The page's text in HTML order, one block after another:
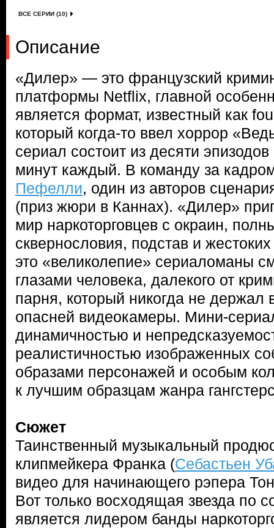
ВСЕ СЕРИИ (10)
Описание
«Дилер» — это французский
платформы Netflix, главной
является формат, известный как
который когда-то ввел хоррор
сериал состоит из десяти
минут каждый. В команду за
Пефелли, один из авторов
(приз жюри в Каннах). «Дилер»
мир наркоторговцев с окраин,
сквернословия, подстав и
это «великолепие» сериаломаны
глазами человека, далекого от
парня, который никогда не держал
опасней видеокамеры. Мини-
динамичностью и
реалистичностью изображенных
образами персонажей и особым
к лучшим образцам жанра
Сюжет
Таинственный музыкальный
клипмейкера Франка (Себастьен
видео для начинающего рэпера
Вот только восходящая звезда по
является лидером банды